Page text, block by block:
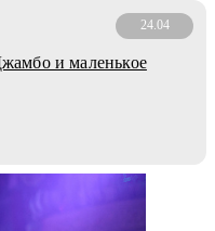
24.04
и маленькое